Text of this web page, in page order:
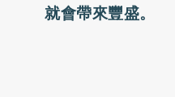
就會帶來豐盛。